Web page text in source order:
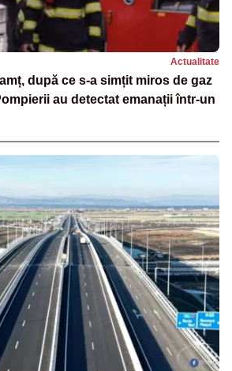
Actualitate
după ce s-a simțit miros de gaz
au detectat emanații într-un